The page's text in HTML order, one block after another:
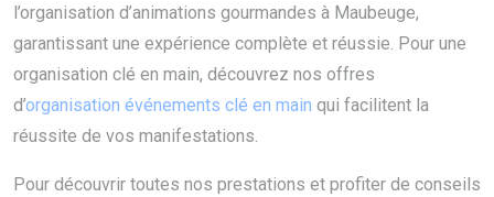
l’organisation d’animations gourmandes à Maubeuge,
garantissant une expérience complète et réussie. Pour une
organisation clé en main, découvrez nos offres
d’organisation événements clé en main qui facilitent la
réussite de vos manifestations.
Pour découvrir toutes nos prestations et profiter de conseils